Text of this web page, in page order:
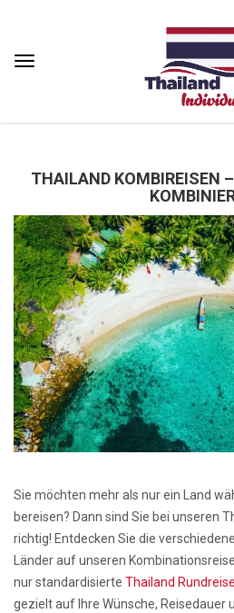
THAILAND KOMBIREISEN
Sie möchten mehr als nur ein Land
bereisen? Dann sind Sie bei unseren
richtig! Entdecken Sie die
Länder auf unseren
nur standardisierte Thailand
gezielt auf Ihre Wünsche, Reisedauer